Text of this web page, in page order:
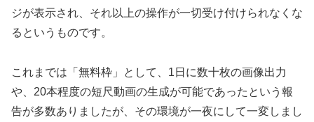
ジが表示され、それ以上の操作が一切受け付けられなくな
るというものです。
これまでは「無料枠」として、1日に数十枚の画像出力
や、20本程度の短尺動画の生成が可能であったという報
告が多数ありましたが、その環境が一夜にして一変しまし